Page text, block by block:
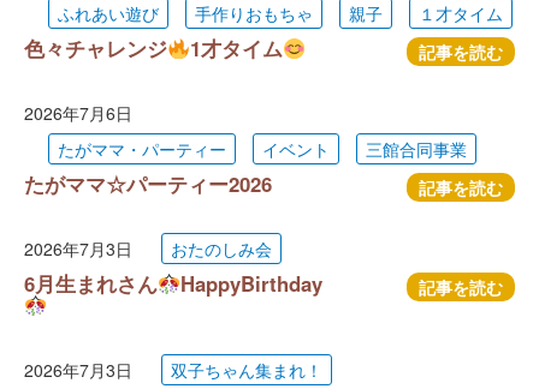
ふれあい遊び
手作りおもちゃ 親子 １才タイム
色々チャレンジ 1才タイム 記事を読む
2026年7月6日
たがママ・パーティー
イベント 三館合同事業
たがママ☆パーティー2026 記事を読む
2026年7月3日 おたのしみ会
6月生まれさん HappyBirthday 記事を読む
2026年7月3日 双子ちゃん集まれ！